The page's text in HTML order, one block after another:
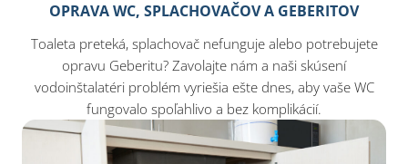
OPRAVA WC, SPLACHOVAČOV A GEBERITOV
Toaleta preteká, splachovač nefunguje alebo potrebujete
opravu Geberitu? Zavolajte nám a naši skúsení
vodoinštalatéri problém vyriešia ešte dnes, aby vaše WC
fungovalo spoľahlivo a bez komplikácií.